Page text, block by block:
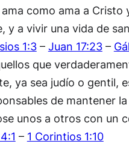
como ama a
y a vivir una vida de
1:3– Juan 17:23–
que
ya sea judío o
de mantener
unos a otros con un
– 1 Corintios 1:10